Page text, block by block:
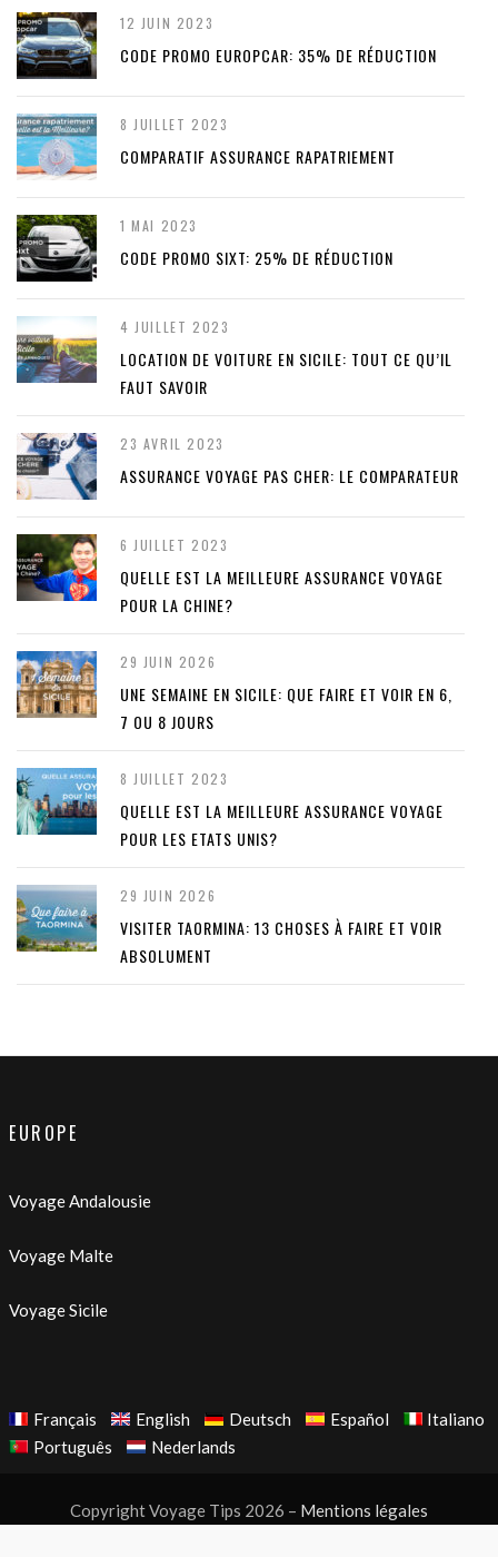
12 JUIN 2023
CODE PROMO EUROPCAR: 35% DE RÉDUCTION
8 JUILLET 2023
COMPARATIF ASSURANCE RAPATRIEMENT
1 MAI 2023
CODE PROMO SIXT: 25% DE RÉDUCTION
4 JUILLET 2023
LOCATION DE VOITURE EN SICILE: TOUT CE QU’IL
FAUT SAVOIR
23 AVRIL 2023
ASSURANCE VOYAGE PAS CHER: LE COMPARATEUR
6 JUILLET 2023
QUELLE EST LA MEILLEURE ASSURANCE VOYAGE
POUR LA CHINE?
29 JUIN 2026
UNE SEMAINE EN SICILE: QUE FAIRE ET VOIR EN 6,
7 OU 8 JOURS
8 JUILLET 2023
QUELLE EST LA MEILLEURE ASSURANCE VOYAGE
POUR LES ETATS UNIS?
29 JUIN 2026
VISITER TAORMINA: 13 CHOSES À FAIRE ET VOIR
ABSOLUMENT
EUROPE
Voyage Andalousie
Voyage Malte
Voyage Sicile
Français English Deutsch Español
Italiano
Português
Nederlands
Copyright Voyage Tips 2026 – Mentions légales